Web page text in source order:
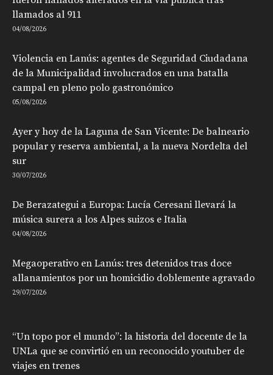
llamados al 911
04/08/2026
Violencia en Lanús: agentes de Seguridad Ciudadana
de la Municipalidad involucrados en una batalla
campal en pleno polo gastronómico
05/08/2026
Ayer y hoy de la Laguna de San Vicente: De balneario
popular y reserva ambiental, a la nueva Nordelta del
sur
30/07/2026
De Berazategui a Europa: Lucía Ceresani llevará la
música surera a los Alpes suizos e Italia
04/08/2026
Megaoperativo en Lanús: tres detenidos tras doce
allanamientos por un homicidio doblemente agravado
29/07/2026
“Un topo por el mundo”: la historia del docente de la
UNLa que se convirtió en un reconocido youtuber de
viajes en trenes